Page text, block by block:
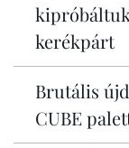
kerékpárt
Brutális
CUBE